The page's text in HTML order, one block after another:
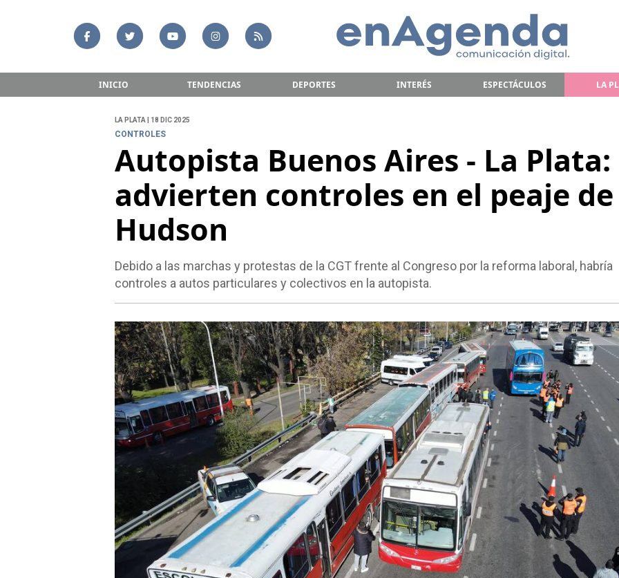
INICIO TENDENCIAS DEPORTES INTERÉS ESPECTÁCULOS LA
LA PLATA | 18 DIC 2025
CONTROLES
Autopista Buenos Aires - La Plata:
advierten controles en el peaje de
Hudson
Debido a las marchas y protestas de la CGT frente al Congreso por la reforma laboral, habría
controles a autos particulares y colectivos en la autopista.